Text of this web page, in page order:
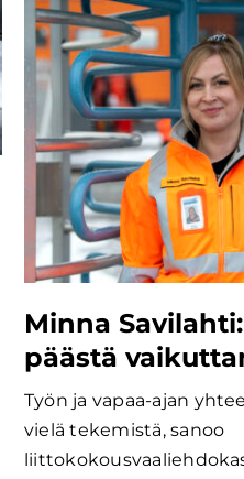
Minna
päästä
Työn ja vapaa-ajan
vielä tekemistä, sanoo